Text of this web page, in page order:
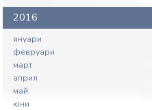
2016
януари
февруари
март
април
май
юни